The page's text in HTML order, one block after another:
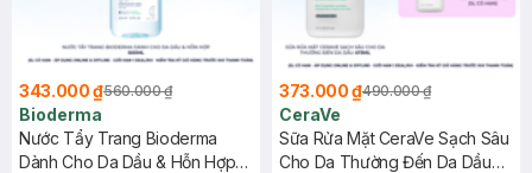
343.000 ₫560.000 ₫
Bioderma
Nước Tẩy Trang Bioderma
Dành Cho Da Dầu & Hỗn Hợp
373.000 ₫490.000 ₫
CeraVe
Sữa Rửa Mặt CeraVe Sạch Sâu
Cho Da Thường Đến Da Dầu